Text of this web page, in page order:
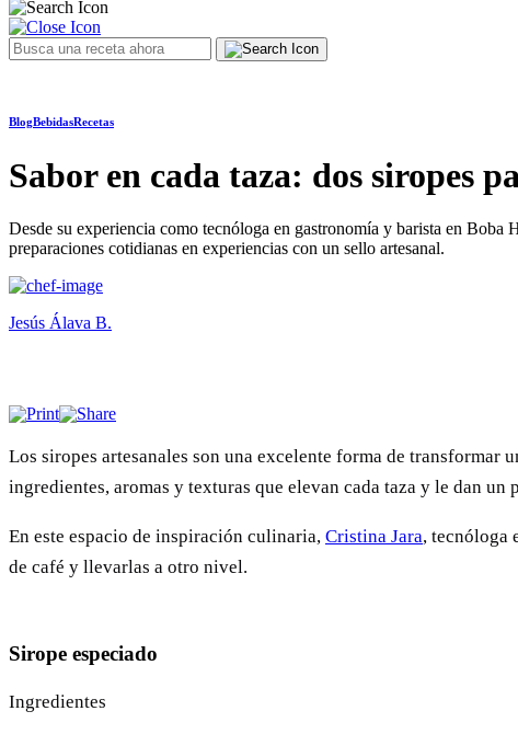
BlogBebidasRecetas
Sabor en cada taza: dos siropes
Desde su experiencia como tecnóloga en gastronomía y barista en Boba
preparaciones cotidianas en experiencias con un sello artesanal.
Jesús Álava B.
Los siropes artesanales son una excelente forma de transformar
ingredientes, aromas y texturas que elevan cada taza y le dan un
En este espacio de inspiración culinaria, Cristina Jara, tecnóloga
de café y llevarlas a otro nivel.
Sirope especiado
Ingredientes